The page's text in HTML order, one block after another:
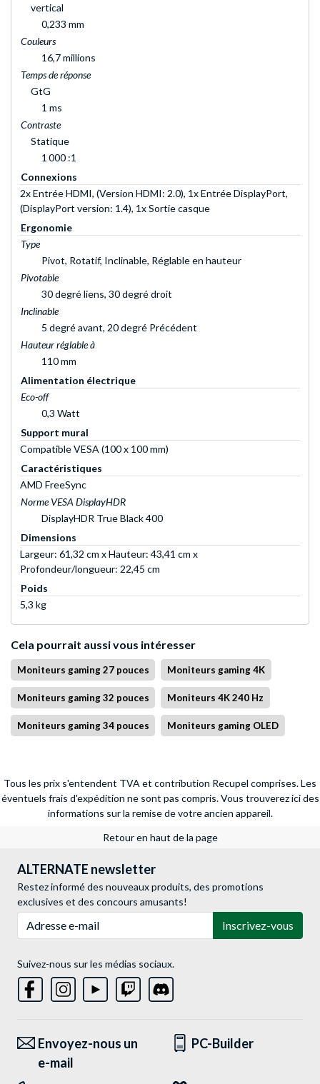
vertical
0,233 mm
Couleurs
16,7 millions
Temps de réponse
GtG
1 ms
Contraste
Statique
1 000 :1
Connexions
2x Entrée HDMI, (Version HDMI: 2.0), 1x Entrée DisplayPort,
(DisplayPort version: 1.4), 1x Sortie casque
Ergonomie
Type
Pivot, Rotatif, Inclinable, Réglable en hauteur
Pivotable
30 degré liens, 30 degré droit
Inclinable
5 degré avant, 20 degré Précédent
Hauteur réglable à
110 mm
Alimentation électrique
Eco-off
0,3 Watt
Support mural
Compatible VESA (100 x 100 mm)
Caractéristiques
AMD FreeSync
Norme VESA DisplayHDR
DisplayHDR True Black 400
Dimensions
Largeur: 61,32 cm x Hauteur: 43,41 cm x
Profondeur/longueur: 22,45 cm
Poids
5,3 kg
Cela pourrait aussi vous intéresser
Moniteurs gaming 27 pouces Moniteurs gaming 4K
Moniteurs gaming 32 pouces Moniteurs 4K 240 Hz
Moniteurs gaming 34 pouces Moniteurs gaming OLED
Tous les prix s'entendent TVA et contribution Recupel comprises. Les
éventuels frais d'expédition ne sont pas compris. Vous trouverez ici des
informations sur la remise de votre ancien appareil.
Retour en haut de la page
ALTERNATE newsletter
Restez informé des nouveaux produits, des promotions
exclusives et des concours amusants!
Inscrivez-vous
Suivez-nous sur les médias sociaux.
Envoyez-nous un
e-mail
PC-Builder